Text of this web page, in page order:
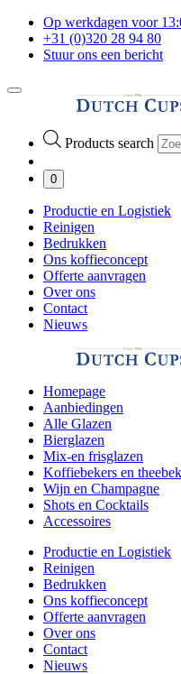
Op werkdagen voor
+31 (0)320 28 94 80
Stuur ons een bericht
Products search
0
Productie en Logistiek
Reinigen
Bedrukken
Ons koffieconcept
Offerte aanvragen
Over ons
Contact
Nieuws
Homepage
Aanbiedingen
Alle Glazen
Bierglazen
Mix-en frisglazen
Koffiebekers en
Wijn en Champagne
Shots en Cocktails
Accessoires
Productie en Logistiek
Reinigen
Bedrukken
Ons koffieconcept
Offerte aanvragen
Over ons
Contact
Nieuws